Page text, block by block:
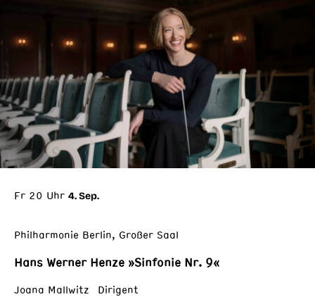
Fr 20 Uhr 4. Sep.
Philharmonie Berlin, Großer Saal
Hans Werner Henze »Sinfonie Nr. 9«
Joana Mallwitz Dirigent